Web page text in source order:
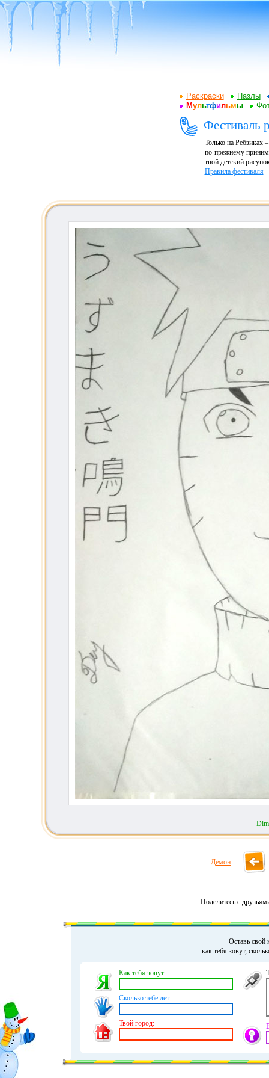
Раскраски
Пазлы
Мультфильмы
Фестиваль
Только на Ребзиках
по-прежнему
твой детский
Правила фестиваля
Демон
Поделитесь с
Оставь свой
как тебя зовут,
Как тебя зовут:
Сколько тебе лет:
Твой город: